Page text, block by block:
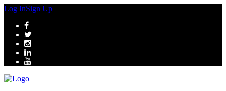
Log InSign Up